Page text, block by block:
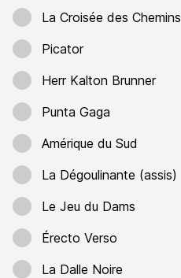
La Croisée des Chemins
Picator
Herr Kalton Brunner
Punta Gaga
Amérique du Sud
La Dégoulinante (assis)
Le Jeu du Dams
Érecto Verso
La Dalle Noire